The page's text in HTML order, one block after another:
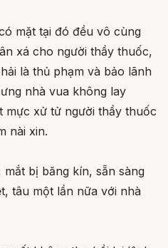
mặt tại đó đều vô cùng
xá cho người thầy thuốc,
là thủ phạm và bảo lãnh
nhà vua không lay
mực xử tử người thầy thuốc
nài xin.
bị băng kín, sẵn sàng
tâu một lần nữa với nhà